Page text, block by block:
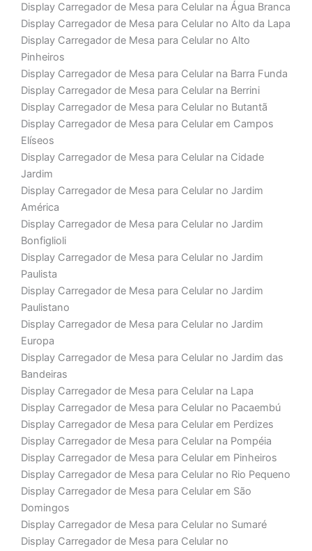
Display Carregador de Mesa para Celular na Água Branca
Display Carregador de Mesa para Celular no Alto da Lapa
Display Carregador de Mesa para Celular no Alto
Pinheiros
Display Carregador de Mesa para Celular na Barra Funda
Display Carregador de Mesa para Celular na Berrini
Display Carregador de Mesa para Celular no Butantã
Display Carregador de Mesa para Celular em Campos
Elíseos
Display Carregador de Mesa para Celular na Cidade
Jardim
Display Carregador de Mesa para Celular no Jardim
América
Display Carregador de Mesa para Celular no Jardim
Bonfiglioli
Display Carregador de Mesa para Celular no Jardim
Paulista
Display Carregador de Mesa para Celular no Jardim
Paulistano
Display Carregador de Mesa para Celular no Jardim
Europa
Display Carregador de Mesa para Celular no Jardim das
Bandeiras
Display Carregador de Mesa para Celular na Lapa
Display Carregador de Mesa para Celular no Pacaembú
Display Carregador de Mesa para Celular em Perdizes
Display Carregador de Mesa para Celular na Pompéia
Display Carregador de Mesa para Celular em Pinheiros
Display Carregador de Mesa para Celular no Rio Pequeno
Display Carregador de Mesa para Celular em São
Domingos
Display Carregador de Mesa para Celular no Sumaré
Display Carregador de Mesa para Celular no